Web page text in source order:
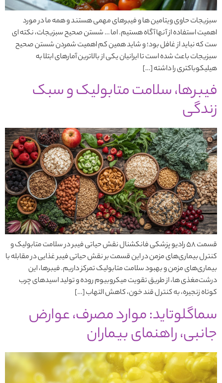
سبزیجات حاوی ویتامین ها و فیبرهای مهمی هستند و همه ما در مورد
اهمیت استفاده از آنها آگاه هستیم. اما … شستن صحیح سبزیجات، نکته ای
ست که نباید از غافل بود؛ و شاید همین کم اهمیت شمردن شستن صحیح
سبزیجات باعث شده است تا ایرانیان یکی از بالاترین آمارهای ابتلا به
هیلیکوباکتری را داشته […]
فیبرها، سلامت متابولیک و سبک
زندگی
قسمت 58 رادیو پزشکی فانکشنال نقش حیاتی فیبر در سلامت متابولیک و
کنترل بیماری‌های مزمن در این قسمت بر نقش حیاتی فیبر غذایی در مقابله با
بیماری‌های مزمن و بهبود سلامت متابولیک تمرکز داریم. فیبرها، این
درشت‌مغذی ها، از طریق تقویت میکروبیوم روده و تولید اسیدهای چرب
کوتاه زنجیره، به کنترل قند خون، کاهش التهاب […]
سماگلوتاید: موارد مصرف، عوارض
جانبی، راهنمای بیماران